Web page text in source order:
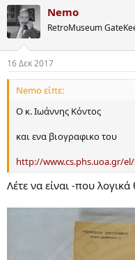
Nemo
RetroMuseum
16 Δεκ 2017
Nemo είπε:
Ο κ. Ιωάννης Κόντος
και ενα βιογραφικο του
http://www.cs.phs.uoa.gr/
Λέτε να είναι -που λογικά